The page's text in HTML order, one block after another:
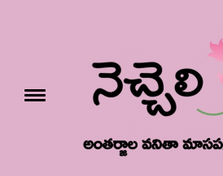
Toggle